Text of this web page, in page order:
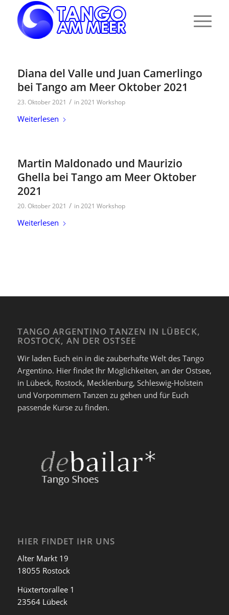
Diana del Valle und Juan Camerlingo
bei Tango am Meer Oktober 2021
23. Oktober 2021 / in2021 Workshop
Weiterlesen
Martin Maldonado und Maurizio
Ghella bei Tango am Meer Oktober
2021
20. Oktober 2021 / in2021 Workshop
Weiterlesen
TANGO ARGENTINO TANZEN IN LÜBECK,
ROSTOCK, AN DER OSTSEE
Wir laden Euch ein in die zauberhafte Welt des Tango
Argentino. Hier findet Ihr Möglichkeiten, an der Ostsee,
in Lübeck, Rostock, Mecklenburg, Schleswig-Holstein
und Vorpommern Tanzen zu gehen und für Euch
passende Kurse zu finden.
HIER FINDET IHR UNS
Alter Markt 19
18055 Rostock
Hüxtertorallee 1
23564 Lübeck